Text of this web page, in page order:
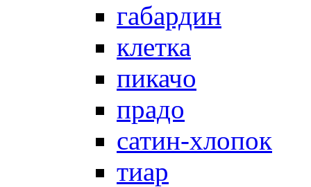
габардин
клетка
пикачо
прадо
сатин-хлопок
тиар